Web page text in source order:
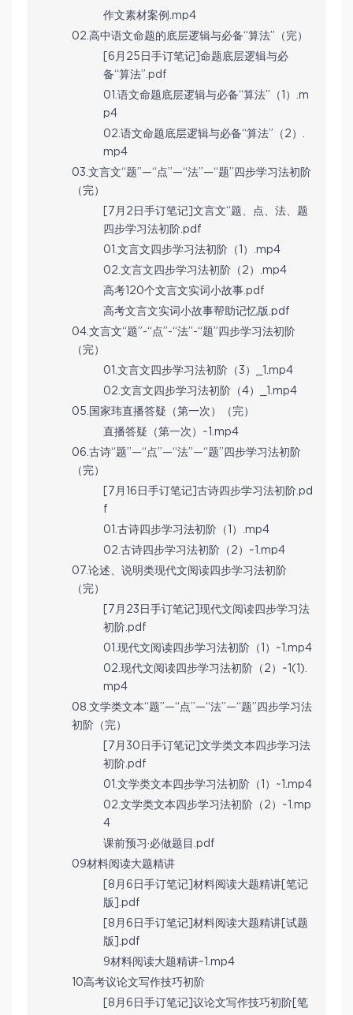
作文素材案例.mp4
02.高中语文命题的底层逻辑与必备“算法”（完）
[6月25日手订笔记]命题底层逻辑与必
备“算法”.pdf
01.语文命题底层逻辑与必备“算法”（1）.m
p4
02.语文命题底层逻辑与必备“算法”（2）.
mp4
03.文言文“题”—“点”—“法”—“题”四步学习法初阶
（完）
[7月2日手订笔记]文言文“题、点、法、题
四步学习法初阶.pdf
01.文言文四步学习法初阶（1）.mp4
02.文言文四步学习法初阶（2）.mp4
高考120个文言文实词小故事.pdf
高考文言文实词小故事帮助记忆版.pdf
04.文言文“题”-“点”-“法”-“题”四步学习法初阶
（完）
01.文言文四步学习法初阶（3）_1.mp4
02.文言文四步学习法初阶（4）_1.mp4
05.国家玮直播答疑（第一次）（完）
直播答疑（第一次）~1.mp4
06.古诗“题”—“点”—“法”—“题”四步学习法初阶
（完）
[7月16日手订笔记]古诗四步学习法初阶.pd
f
01.古诗四步学习法初阶（1）.mp4
02.古诗四步学习法初阶（2）~1.mp4
07.论述、说明类现代文阅读四步学习法初阶
（完）
[7月23日手订笔记]现代文阅读四步学习法
初阶.pdf
01.现代文阅读四步学习法初阶（1）~1.mp4
02.现代文阅读四步学习法初阶（2）~1(1).
mp4
08.文学类文本“题”—“点”—“法”—“题”四步学习法
初阶（完）
[7月30日手订笔记]文学类文本四步学习法
初阶.pdf
01.文学类文本四步学习法初阶（1）~1.mp4
02.文学类文本四步学习法初阶（2）~1.mp
4
课前预习·必做题目.pdf
09材料阅读大题精讲
[8月6日手订笔记]材料阅读大题精讲[笔记
版].pdf
[8月6日手订笔记]材料阅读大题精讲[试题
版].pdf
9材料阅读大题精讲~1.mp4
10高考议论文写作技巧初阶
[8月6日手订笔记]议论文写作技巧初阶[笔